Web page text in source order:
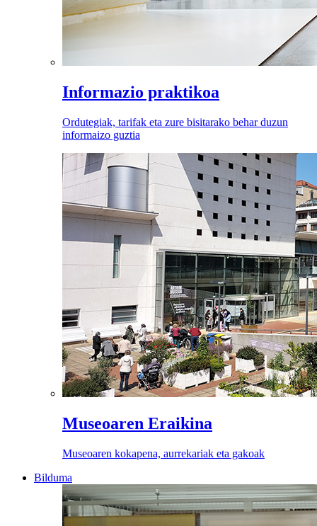
Informazio praktikoa
Ordutegiak, tarifak eta zure bisitarako behar duzun
informaizo guztia
Museoaren Eraikina
Museoaren kokapena, aurrekariak eta gakoak
Bilduma